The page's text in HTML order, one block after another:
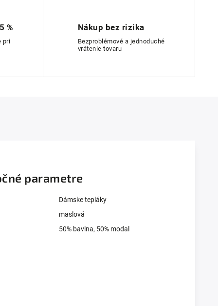
%
pri
Nákup bez rizika
Bezproblémové a jednoduché
vrátenie tovaru
parametre
Dámske tepláky
maslová
50% bavlna, 50% modal